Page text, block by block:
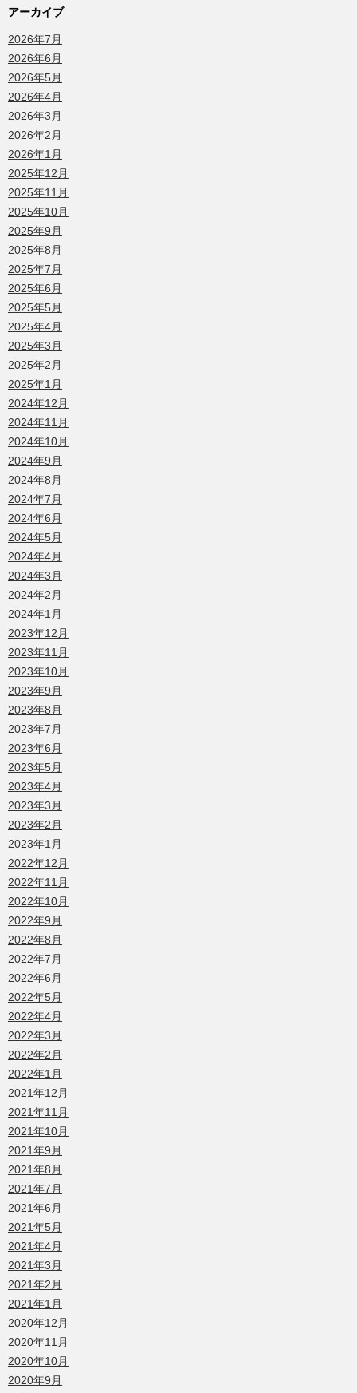
アーカイブ
2026年7月
2026年6月
2026年5月
2026年4月
2026年3月
2026年2月
2026年1月
2025年12月
2025年11月
2025年10月
2025年9月
2025年8月
2025年7月
2025年6月
2025年5月
2025年4月
2025年3月
2025年2月
2025年1月
2024年12月
2024年11月
2024年10月
2024年9月
2024年8月
2024年7月
2024年6月
2024年5月
2024年4月
2024年3月
2024年2月
2024年1月
2023年12月
2023年11月
2023年10月
2023年9月
2023年8月
2023年7月
2023年6月
2023年5月
2023年4月
2023年3月
2023年2月
2023年1月
2022年12月
2022年11月
2022年10月
2022年9月
2022年8月
2022年7月
2022年6月
2022年5月
2022年4月
2022年3月
2022年2月
2022年1月
2021年12月
2021年11月
2021年10月
2021年9月
2021年8月
2021年7月
2021年6月
2021年5月
2021年4月
2021年3月
2021年2月
2021年1月
2020年12月
2020年11月
2020年10月
2020年9月